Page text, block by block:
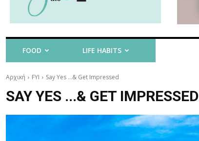
FOOD LIFE HABITS
Αρχική FYI Say Yes ...& Get Impressed
SAY YES ...& GET IMPRESSED